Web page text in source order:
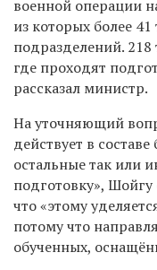
военной операции
из которых более
подразделений. 218
где проходят
рассказал министр.
На уточняющий
действует в
остальные так или
подготовку», Шойгу
что «этому
потому что
обученных,